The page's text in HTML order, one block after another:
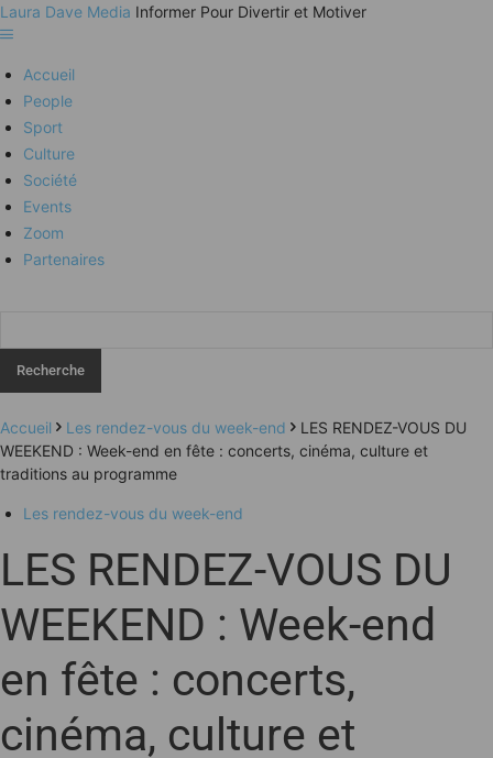
Laura Dave Media Informer Pour Divertir et Motiver
Accueil
People
Sport
Culture
Société
Events
Zoom
Partenaires
Accueil Les rendez-vous du week-end
LES RENDEZ-VOUS DU
WEEKEND : Week-end en fête : concerts, cinéma, culture et
traditions au programme
Les rendez-vous du week-end
LES RENDEZ-VOUS DU
WEEKEND : Week-end
en fête : concerts,
cinéma, culture et